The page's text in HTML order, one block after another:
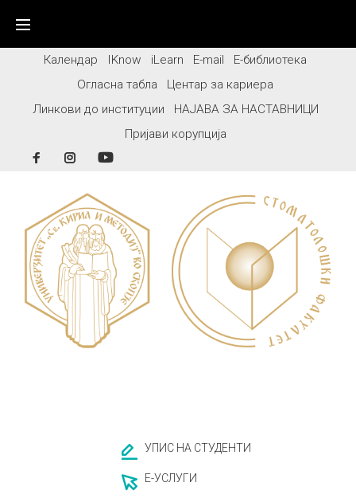
contentКалендар IKnow iLearn E-mail
Е-библиотека
Огласна табла
Центар за кариера
Линкови до институции
НАЈАВА ЗА НАСТАВНИЦИ
Пријави корупција
FacebookInstagram
УПИС НА СТУДЕНТИ
Е-УСЛУГИ